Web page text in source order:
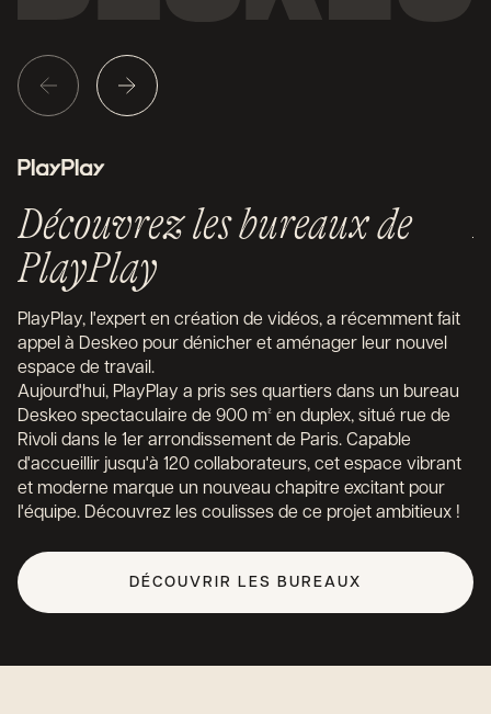
Découvrez les bureaux de
PlayPlay
PlayPlay, l'expert en création de vidéos, a récemment fait
appel à Deskeo pour dénicher et aménager leur nouvel
espace de travail.
Aujourd'hui, PlayPlay a pris ses quartiers dans un bureau
Deskeo spectaculaire de 900 m² en duplex, situé rue de
Rivoli dans le 1er arrondissement de Paris. Capable
d'accueillir jusqu'à 120 collaborateurs, cet espace vibrant
et moderne marque un nouveau chapitre excitant pour
l'équipe. Découvrez les coulisses de ce projet ambitieux !
DÉCOUVRIR LES BUREAUX